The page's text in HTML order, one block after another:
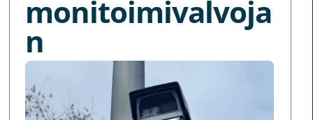
monitoimivalvoja
n